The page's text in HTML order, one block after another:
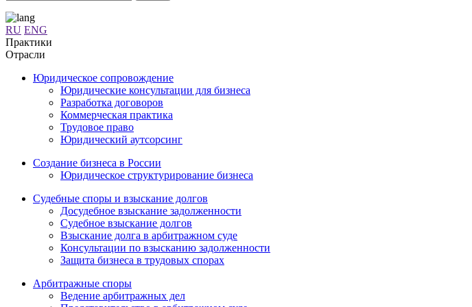
RU ENG
Практики
Отрасли
Юридическое сопровождение
Юридические консультации для бизнеса
Разработка договоров
Коммерческая практика
Трудовое право
Юридический аутсорсинг
Создание бизнеса в России
Юридическое структурирование бизнеса
Судебные споры и взыскание долгов
Досудебное взыскание задолженности
Судебное взыскание долгов
Взыскание долга в арбитражном суде
Консультации по взысканию задолженности
Защита бизнеса в трудовых спорах
Арбитражные споры
Ведение арбитражных дел